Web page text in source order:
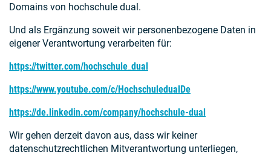
Domains von hochschule dual.
Und als Ergänzung soweit wir personenbezogene Daten in
eigener Verantwortung verarbeiten für:
https://twitter.com/hochschule_dual
https://www.youtube.com/c/HochschuledualDe
https://de.linkedin.com/company/hochschule-dual
Wir gehen derzeit davon aus, dass wir keiner
datenschutzrechtlichen Mitverantwortung unterliegen,